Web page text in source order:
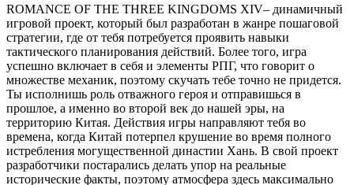
ROMANCE OF THE THREE KINGDOMS XIV– динамичный
игровой проект, который был разработан в жанре пошаговой
стратегии, где от тебя потребуется проявить навыки
тактического планирования действий. Более того, игра
успешно включает в себя и элементы РПГ, что говорит о
множестве механик, поэтому скучать тебе точно не придется.
Ты исполнишь роль отважного героя и отправишься в
прошлое, а именно во второй век до нашей эры, на
территорию Китая. Действия игры направляют тебя во
времена, когда Китай потерпел крушение во время полного
истребления могущественной династии Хань. В свой проект
разработчики постарались делать упор на реальные
исторические факты, поэтому атмосфера здесь максимально